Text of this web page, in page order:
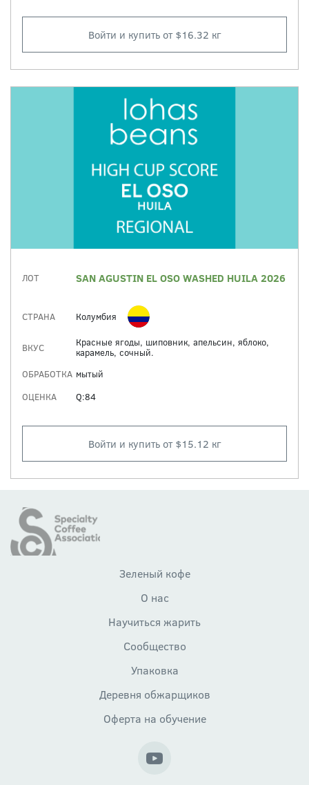
Войти и купить от $16.32 кг
ЛОТ SAN AGUSTIN EL OSO WASHED HUILA 2026
СТРАНА Колумбия
ВКУС
Красные ягоды, шиповник, апельсин, яблоко,
карамель, сочный.
ОБРАБОТКА мытый
ОЦЕНКА
Q:84
Войти и купить от $15.12 кг
Зеленый кофе
О нас
Научиться жарить
Сообщество
Упаковка
Деревня обжарщиков
Оферта на обучение